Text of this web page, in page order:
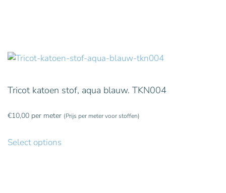
Tricot katoen stof, aqua blauw. TKN004
€10,00 per meter (Prijs per meter voor stoffen)
Select options